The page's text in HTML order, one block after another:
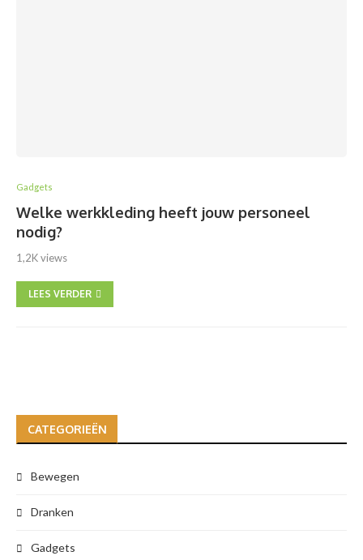
Gadgets
Welke werkkleding heeft jouw personeel
nodig?
1,2K views
LEES VERDER
CATEGORIEËN
Bewegen
Dranken
Gadgets